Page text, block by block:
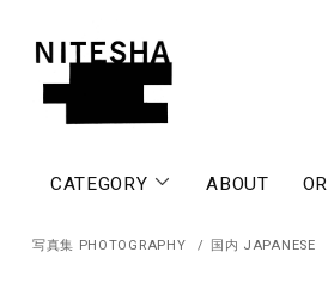
CATEGORY ABOUT
写真集 PHOTOGRAPHY / 国内 JAPANESE